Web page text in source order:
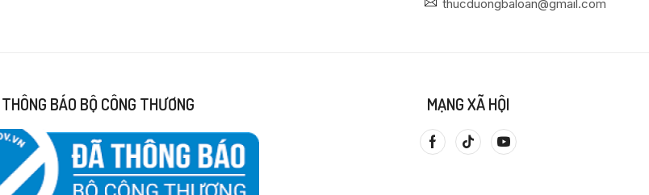
thucduongbaloan@gmail.com
THÔNG BÁO BỘ CÔNG THƯƠNG MẠNG XÃ HỘI